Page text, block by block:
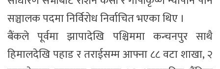
सञ्चालक पदमा निर्विरोध निर्वाचित भएका थिए ।
बैंकले पूर्वमा झापादेखि पश्चिममा कन्चनपुर साथै
हिमालदेखि पहाड र तराईसम्म आफ्ना ८८ वटा शाखा, २